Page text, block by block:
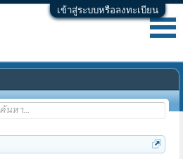
เข้าสู่ระบบหรือลงทะเบียน